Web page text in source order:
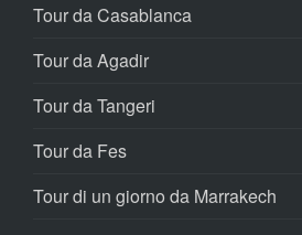
Tour da Casablanca
Tour da Agadir
Tour da Tangeri
Tour da Fes
Tour di un giorno da Marrakech